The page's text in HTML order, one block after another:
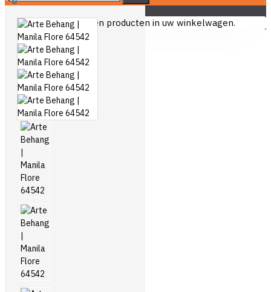
U heeft nog geen producten in uw winkelwagen.